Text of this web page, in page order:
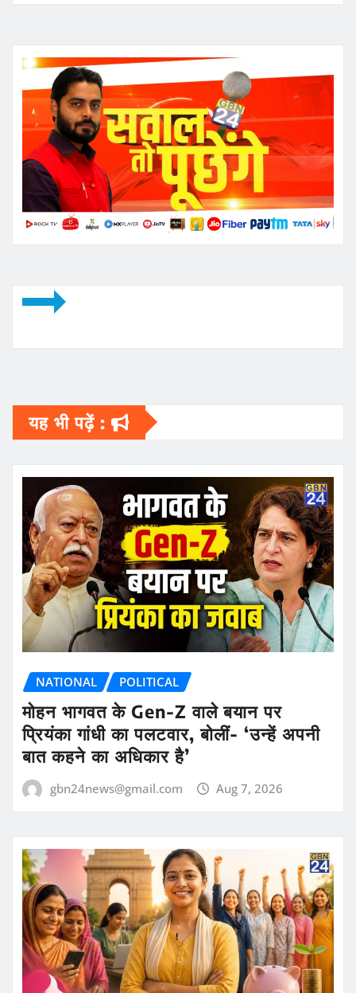
यह भी पढ़ें :
NATIONAL POLITICAL
मोहन भागवत के Gen-Z वाले बयान पर
प्रियंका गांधी का पलटवार, बोलीं- ‘उन्हें अपनी
बात कहने का अधिकार है’
gbn24news@gmail.com Aug 7, 2026